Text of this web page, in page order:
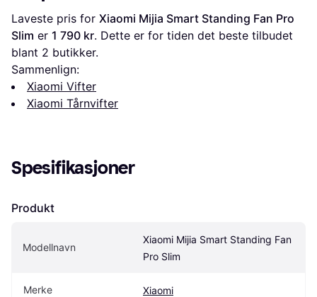
Laveste pris for Xiaomi Mijia Smart Standing Fan Pro
Slim er 1 790 kr. Dette er for tiden det beste tilbudet
blant 2 butikker.
Sammenlign:
Xiaomi Vifter
Xiaomi Tårnvifter
Spesifikasjoner
Produkt
Modellnavn
Xiaomi Mijia Smart Standing Fan
Pro Slim
Merke Xiaomi